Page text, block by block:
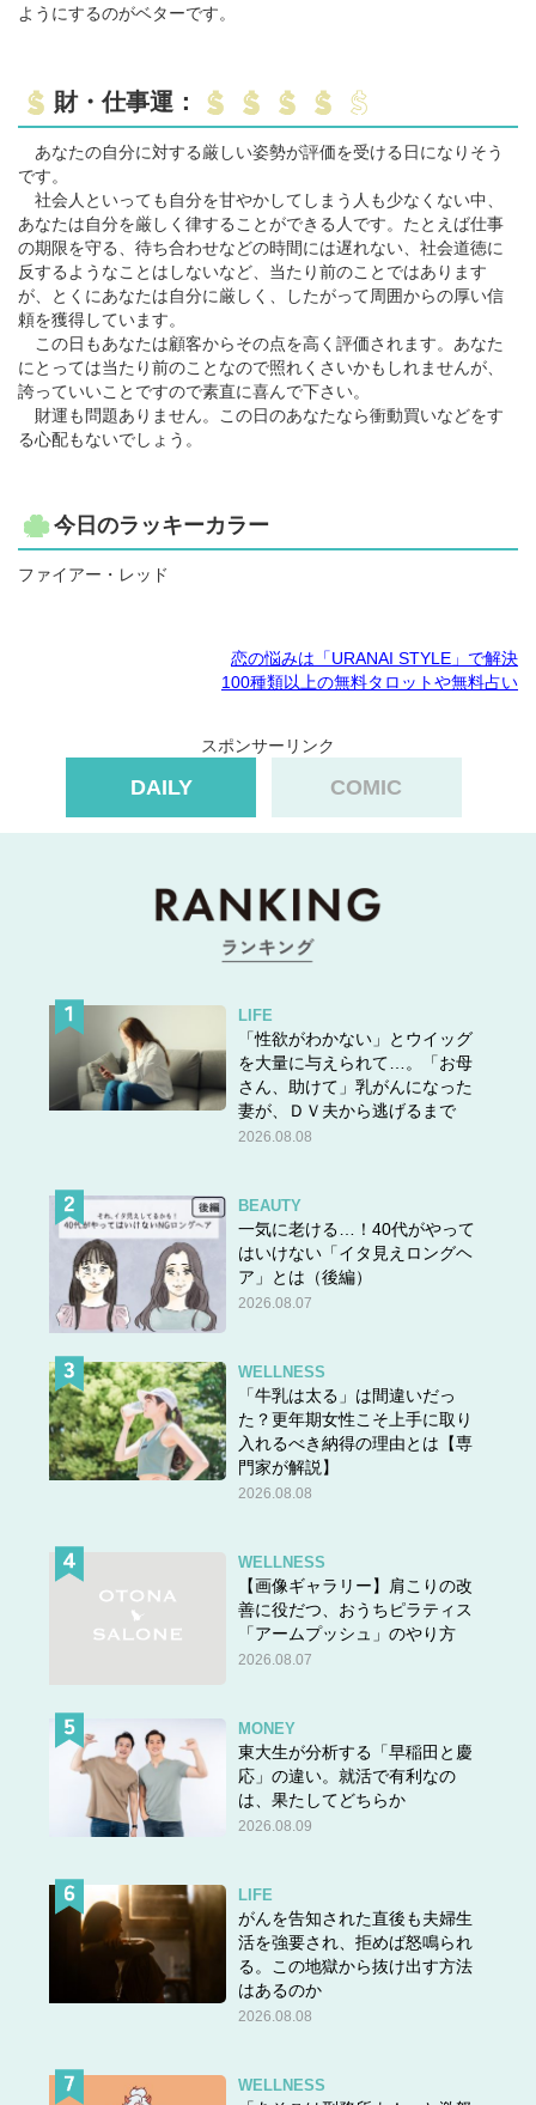
ようにするのがベターです。
財・仕事運：
あなたの自分に対する厳しい姿勢が評価を受ける日になりそう
です。
社会人といっても自分を甘やかしてしまう人も少なくない中、
あなたは自分を厳しく律することができる人です。たとえば仕事
の期限を守る、待ち合わせなどの時間には遅れない、社会道徳に
反するようなことはしないなど、当たり前のことではあります
が、とくにあなたは自分に厳しく、したがって周囲からの厚い信
頼を獲得しています。
この日もあなたは顧客からその点を高く評価されます。あなた
にとっては当たり前のことなので照れくさいかもしれませんが、
誇っていいことですので素直に喜んで下さい。
財運も問題ありません。この日のあなたなら衝動買いなどをす
る心配もないでしょう。
今日のラッキーカラー
ファイアー・レッド
恋の悩みは「URANAI STYLE」で解決
100種類以上の無料タロットや無料占い
スポンサーリンク
DAILY COMIC
LIFE
「性欲がわかない」とウイッグ
を大量に与えられて…。「お母
さん、助けて」乳がんになった
妻が、ＤＶ夫から逃げるまで
2026.08.08
BEAUTY
一気に老ける…！40代がやって
はいけない「イタ見えロングヘ
ア」とは（後編）
2026.08.07
WELLNESS
「牛乳は太る」は間違いだっ
た？更年期女性こそ上手に取り
入れるべき納得の理由とは【専
門家が解説】
2026.08.08
WELLNESS
【画像ギャラリー】肩こりの改
善に役だつ、おうちピラティス
「アームプッシュ」のやり方
2026.08.07
MONEY
東大生が分析する「早稲田と慶
応」の違い。就活で有利なの
は、果たしてどちらか
2026.08.09
LIFE
がんを告知された直後も夫婦生
活を強要され、拒めば怒鳴られ
る。この地獄から抜け出す方法
はあるのか
2026.08.08
WELLNESS